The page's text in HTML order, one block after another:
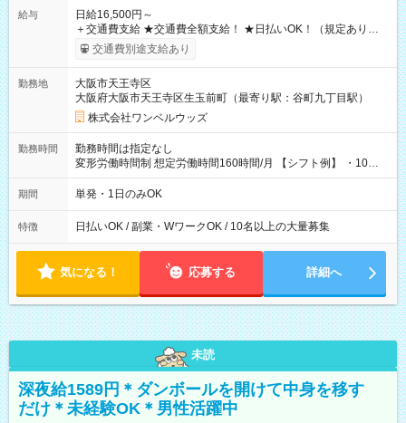
給与
日給16,500円～
＋交通費支給 ★交通費全額支給！ ★日払いOK！（規定あり） ┗
働いたその日に現金GET♪ お仕事後はコンビニATMから 日払
交通費別途支給あり
勤務地
大阪市天王寺区
大阪府大阪市天王寺区生玉前町（最寄り駅：谷町九丁目駅）
株式会社ワンベルウッズ
勤務時間
勤務時間は指定なし
変形労働時間制 想定労働時間160時間/月 【シフト例】 ・10：
00～20：00
期間 単発・1日のみOK
特徴 日払いOK / 副業・WワークOK / 10名以上の大量募集
気になる！ 応募する 詳細へ
未読
深夜給1589円＊ダンボールを開けて中身を移す
だけ＊未経験OK＊男性活躍中